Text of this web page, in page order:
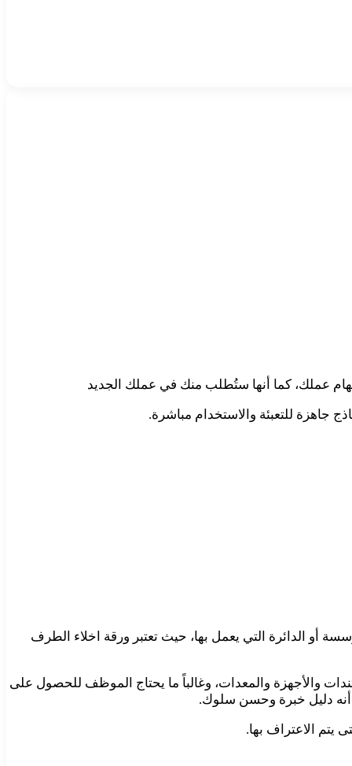
عملك، كما أنها ستُطلب منك في عملك الجديد
جاهزة للتعبئة والاستخدام مباشرة.
أو الدائرة التي يعمل بها، حيث تعتبر ورقة اخلاء الطرف
والأجهزة والمعدات، وغالباً ما يحتاج الموظف للحصول على
أنه دليل خبرة وحسن سلوك.
يتم الاعتراف بها.